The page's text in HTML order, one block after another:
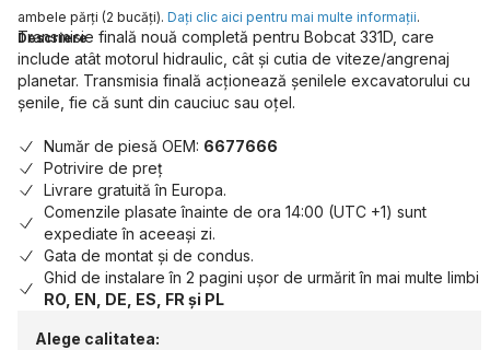
ambele părţi (2 bucăţi). Daţi clic aici pentru mai multe informaţii.
Descriere
Transmisie finală nouă completă pentru Bobcat 331D, care
include atât motorul hidraulic, cât și cutia de viteze/angrenaj
planetar. Transmisia finală acționează șenilele excavatorului cu
șenile, fie că sunt din cauciuc sau oțel.
Număr de piesă OEM: 6677666
Potrivire de preț
Livrare gratuită în Europa.
Comenzile plasate înainte de ora 14:00 (UTC +1) sunt
expediate în aceeași zi.
Gata de montat și de condus.
Ghid de instalare în 2 pagini ușor de urmărit în mai multe limbi
RO, EN, DE, ES, FR și PL
Alege calitatea: